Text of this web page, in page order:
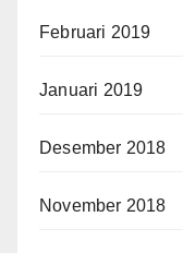
Februari 2019
Januari 2019
Desember 2018
November 2018